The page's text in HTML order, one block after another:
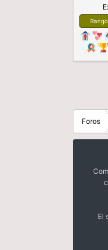
Foros
El